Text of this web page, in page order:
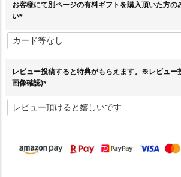
お客様にて別ページの有料ギフトを購入頂いた方の
い
必
須
レビュー投稿すると特典がもらえます。※レビュー
画像確認)
必
須